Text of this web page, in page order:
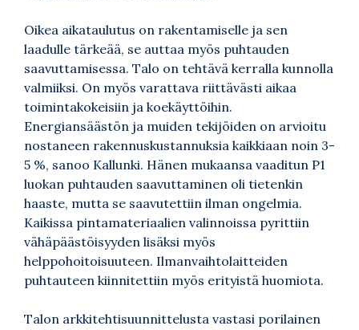
Oikea aikataulutus on rakentamiselle ja sen
laadulle tärkeää, se auttaa myös puhtauden
saavuttamisessa. Talo on tehtävä kerralla kunnolla
valmiiksi. On myös varattava riittävästi aikaa
toimintakokeisiin ja koekäyttöihin.
Energiansäästön ja muiden tekijöiden on arvioitu
nostaneen rakennuskustannuksia kaikkiaan noin 3-
5 %, sanoo Kallunki. Hänen mukaansa vaaditun P1
luokan puhtauden saavuttaminen oli tietenkin
haaste, mutta se saavutettiin ilman ongelmia.
Kaikissa pintamateriaalien valinnoissa pyrittiin
vähäpäästöisyyden lisäksi myös
helppohoitoisuuteen. Ilmanvaihtolaitteiden
puhtauteen kiinnitettiin myös erityistä huomiota.
Talon arkkitehtisuunnittelusta vastasi porilainen